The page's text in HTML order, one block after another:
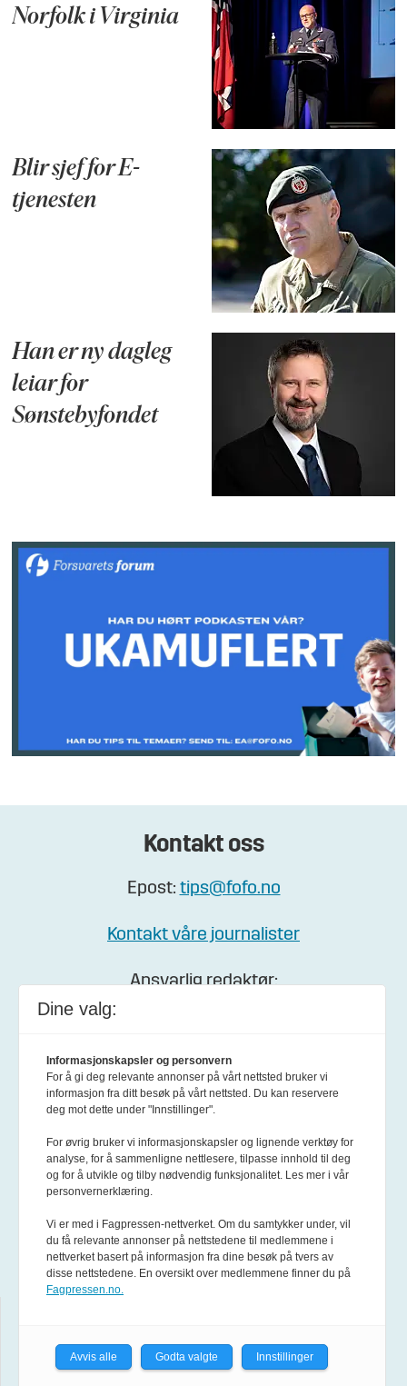
Norfolk i Virginia
Blir sjef for E-
tjenesten
Han er ny dagleg
leiar for
Sønstebyfondet
Kontakt oss
Epost: tips@fofo.no
Kontakt våre journalister
Ansvarlig redaktør:
Anne Karin Pessl-Kleiven
Besøksadresse:
Øvre Slottsgate 4, 0157 Oslo
Postadresse:
Forsvarets forum
Postboks 1550 Sentrum
0015 Oslo
Om Forsvarets forum
Dine valg:
Informasjonskapsler og personvern
For å gi deg relevante annonser på vårt nettsted bruker vi
informasjon fra ditt besøk på vårt nettsted. Du kan reservere
deg mot dette under "Innstillinger".
For øvrig bruker vi informasjonskapsler og lignende verktøy for
analyse, for å sammenligne nettlesere, tilpasse innhold til deg
og for å utvikle og tilby nødvendig funksjonalitet. Les mer i vår
personvernerklæring.
Vi er med i Fagpressen-nettverket. Om du samtykker under, vil
du få relevante annonser på nettstedene til medlemmene i
nettverket basert på informasjon fra dine besøk på tvers av
disse nettstedene. En oversikt over medlemmene finner du på
Fagpressen.no.
Avvis alle Godta valgte Innstillinger